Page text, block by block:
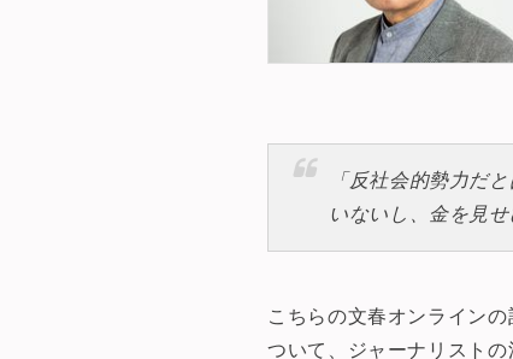
「反社会的勢力だ
いないし、金を見
こちらの文春オンライン
ついて、ジャーナリストの